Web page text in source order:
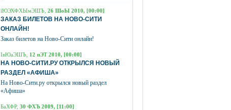
їЮЭХФХЫмЭШЪ, 26 ШоЫ 2010, [00:00]
ЗАКАЗ БИЛЕТОВ НА НОВО-СИТИ
ОНЛАЙН!
Заказ билетов на Ново-Сити онлайн!
ІвЮаЭШЪ, 12 пЭТ 2010, [00:00]
НА НОВО-СИТИ.РУ ОТКРЫЛСЯ НОВЫЙ
РАЗДЕЛ «АФИША»
На Ново-Сити.ру открылся новый раздел
«Афиша»
БаХФР, 30 ФХЪ 2009, [11:00]